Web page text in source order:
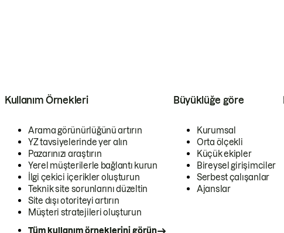
Kullanım Örnekleri
Arama görünürlüğünü artırın
YZ tavsiyelerinde yer alın
Pazarınızı araştırın
Yerel müşterilerle bağlantı kurun
İlgi çekici içerikler oluşturun
Teknik site sorunlarını düzeltin
Site dışı otoriteyi artırın
Müşteri stratejileri oluşturun
Tüm kullanım örneklerini görün
Büyüklüğe göre
Kurumsal
Orta ölçekli
Küçük ekipler
Bireysel girişimciler
Serbest çalışanlar
Ajanslar